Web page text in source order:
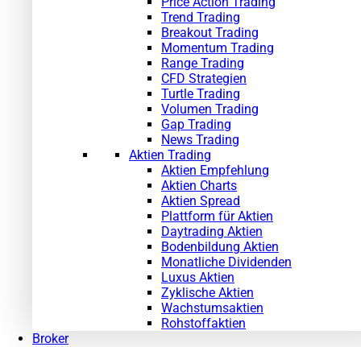
Trend Trading
Breakout Trading
Momentum Trading
Range Trading
CFD Strategien
Turtle Trading
Volumen Trading
Gap Trading
News Trading
Aktien Trading
Aktien Empfehlung
Aktien Charts
Aktien Spread
Plattform für Aktien
Daytrading Aktien
Bodenbildung Aktien
Monatliche Dividenden
Luxus Aktien
Zyklische Aktien
Wachstumsaktien
Rohstoffaktien
Broker